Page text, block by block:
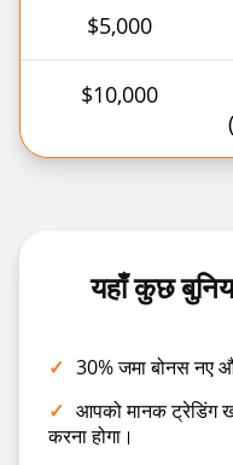
$5,000
$10,000
यहाँ कुछ
✓ 30% जमा बोनस नए
✓ आपको मानक ट्रेडिंग
करना होगा।